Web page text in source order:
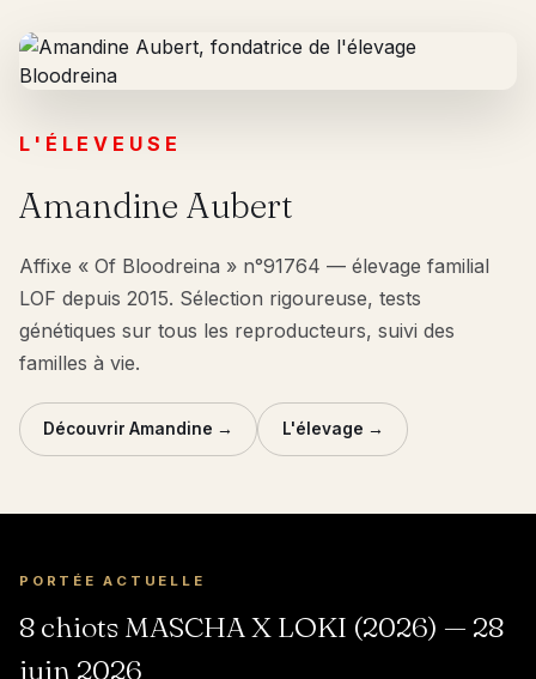
L'ÉLEVEUSE
Amandine Aubert
Affixe « Of Bloodreina » n°91764 — élevage familial
LOF depuis 2015. Sélection rigoureuse, tests
génétiques sur tous les reproducteurs, suivi des
familles à vie.
Découvrir Amandine → L'élevage →
PORTÉE ACTUELLE
8 chiots MASCHA X LOKI (2026) — 28
juin 2026